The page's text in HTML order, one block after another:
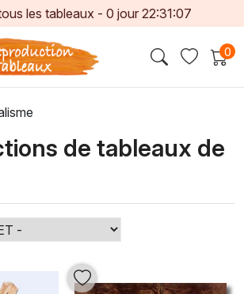
les tableaux - 0 jour 22:31:04
0
de tableaux de